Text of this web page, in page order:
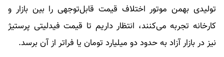
تولیدی بهمن‌ موتور اختلاف قیمت قابل‌توجهی را بین بازار و
کارخانه تجربه می‌کنند، انتظار داریم تا قیمت فیدلیتی پرستیژ
نیز در بازار آزاد به حدود دو میلیارد تومان یا فراتر از آن برسد.